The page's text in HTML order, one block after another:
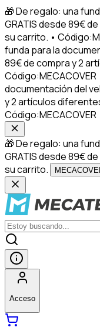
🎁 De regalo: una
GRATIS desde 89€
su carrito. •
funda para la
89€ de compra y 2
documentación del
y 2 artículos
Código:MECACOVER
🎁 De regalo: una
GRATIS desde 89€
su carrito.
Acceso